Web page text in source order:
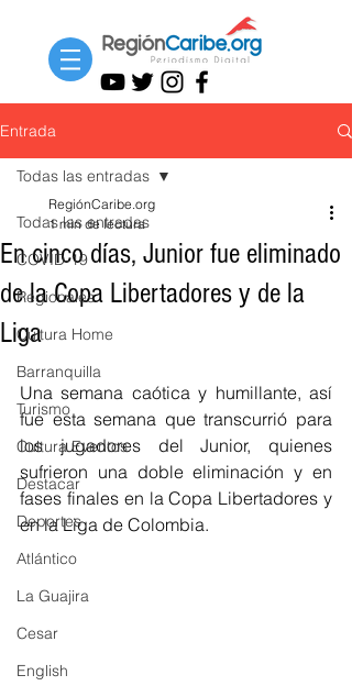
Entrada
Todas las entradas
COVID-19
Regionales
Cultura Home
Barranquilla
Turismo
Cultura Eventos
Destacar
Deportes
Atlántico
La Guajira
Cesar
English
Todas las entradas
En cinco días, Junior fue eliminado
de la Copa Libertadores y de la
Liga
RegiónCaribe.org
1 min de lectura
Una semana caótica y humillante, así
fue esta semana que transcurrió para
los jugadores del Junior, quienes
sufrieron una doble eliminación y en
fases finales en la Copa Libertadores y
en la Liga de Colombia.